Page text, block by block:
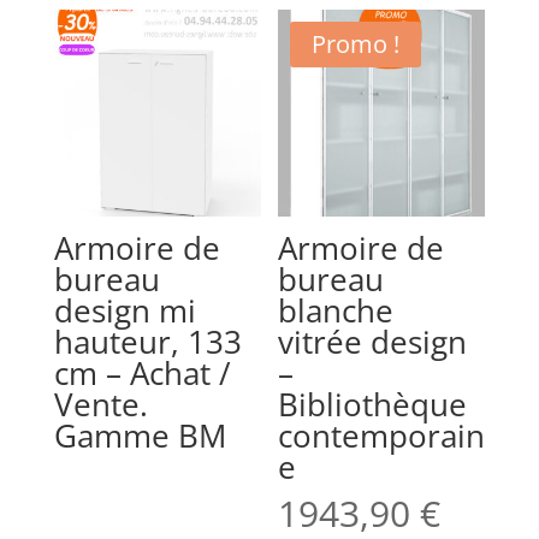
Armoire de
bureau
design mi
hauteur, 133
cm – Achat /
Vente.
Gamme BM
Promo !
Armoire de
bureau
blanche
vitrée design
–
Bibliothèque
contemporain
e
1943,90€